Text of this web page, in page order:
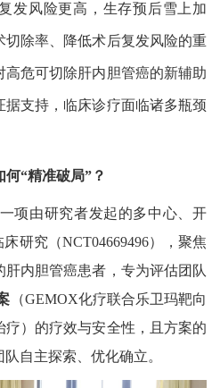
发风险更高，生存预后雪上加
切除率、降低术后复发风险的重
危可切除肝内胆管癌的新辅助
支持，临床诊疗面临诸多瓶颈
何“精准破局”？
项由研究者发起的多中心、开
床研究（NCT04669496），聚焦
内胆管癌患者，专为评估团队
（GEMOX化疗联合乐卫玛靶向
）的疗效与安全性，且方案的
自主探索、优化确立。